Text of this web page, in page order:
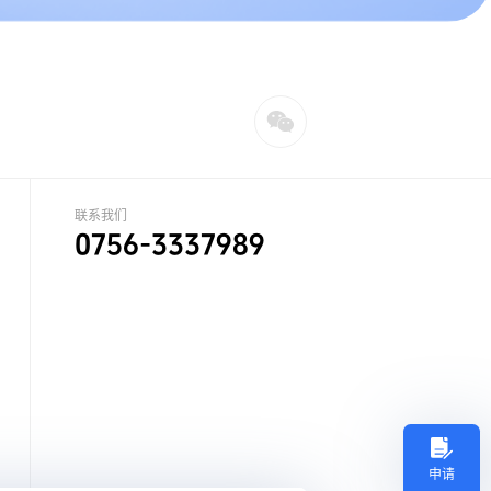
联系我们
0756-3337989
申请